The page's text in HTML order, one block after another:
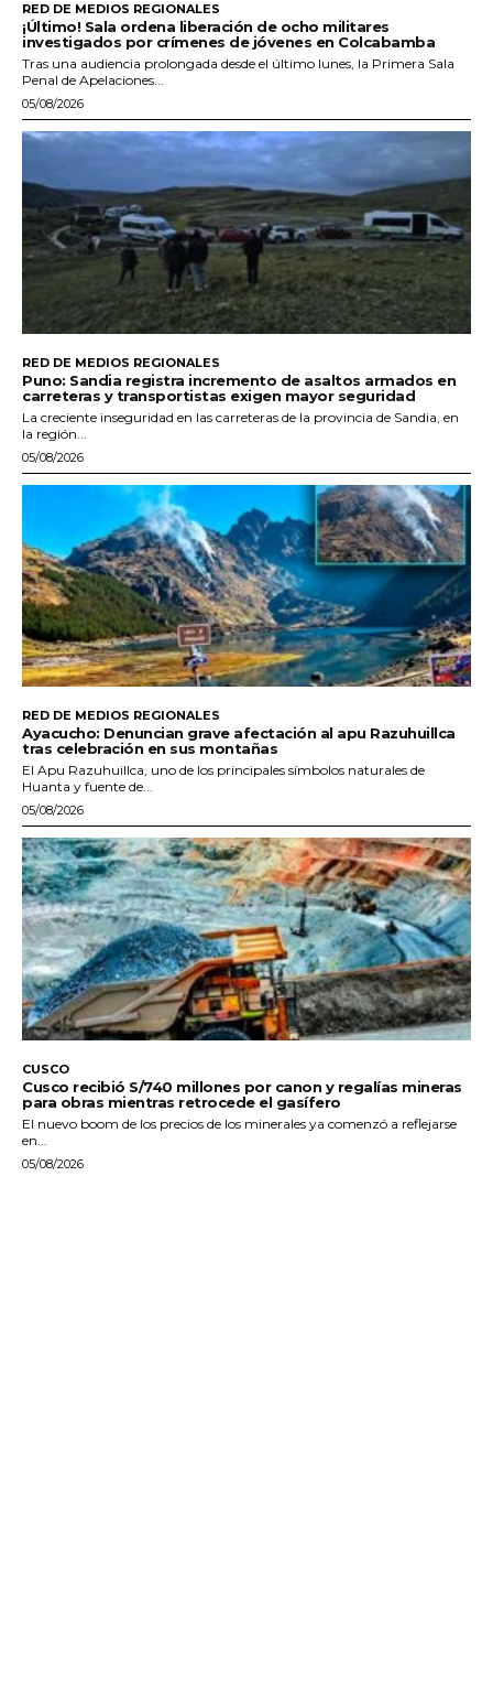
RED DE MEDIOS REGIONALES
¡Último! Sala ordena liberación de ocho militares
investigados por crímenes de jóvenes en Colcabamba
Tras una audiencia prolongada desde el último lunes, la Primera Sala
Penal de Apelaciones...
05/08/2026
RED DE MEDIOS REGIONALES
Puno: Sandia registra incremento de asaltos armados en
carreteras y transportistas exigen mayor seguridad
La creciente inseguridad en las carreteras de la provincia de Sandia, en
la región...
05/08/2026
RED DE MEDIOS REGIONALES
Ayacucho: Denuncian grave afectación al apu Razuhuillca
tras celebración en sus montañas
El Apu Razuhuillca, uno de los principales símbolos naturales de
Huanta y fuente de...
05/08/2026
CUSCO
Cusco recibió S/740 millones por canon y regalías mineras
para obras mientras retrocede el gasífero
El nuevo boom de los precios de los minerales ya comenzó a reflejarse
en...
05/08/2026